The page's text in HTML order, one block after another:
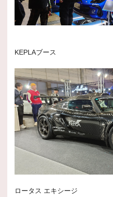
KEPLAブース
ロータス エキシージ